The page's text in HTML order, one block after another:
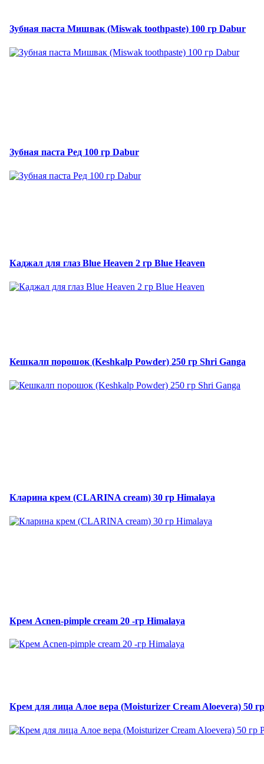
Зубная паста Мишвак (Miswak toothpaste) 100 гр Dabur
Зубная паста Ред 100 гр Dabur
Каджал для глаз Blue Heaven 2 гр Blue Heaven
Кешкалп порошок (Keshkalp Powder) 250 гр Shri Ganga
Кларина крем (CLARINA cream) 30 гр Himalaya
Крем Acnen-pimple cream 20 -гр Himalaya
Крем для лица Алое вера (Moisturizer Cream Aloevera) 50